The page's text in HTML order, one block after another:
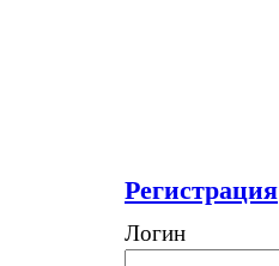
Регистрация
Логин